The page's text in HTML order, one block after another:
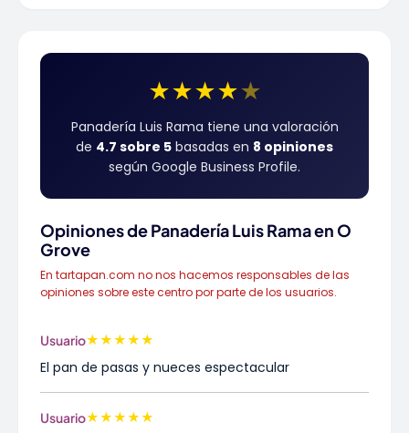
★★★★★
Panadería Luis Rama tiene una valoración
de 4.7 sobre 5 basadas en 8 opiniones
según Google Business Profile.
Opiniones de Panadería Luis Rama en O
Grove
En tartapan.com no nos hacemos responsables de las
opiniones sobre este centro por parte de los usuarios.
Usuario★★★★★
El pan de pasas y nueces espectacular
Usuario★★★★★